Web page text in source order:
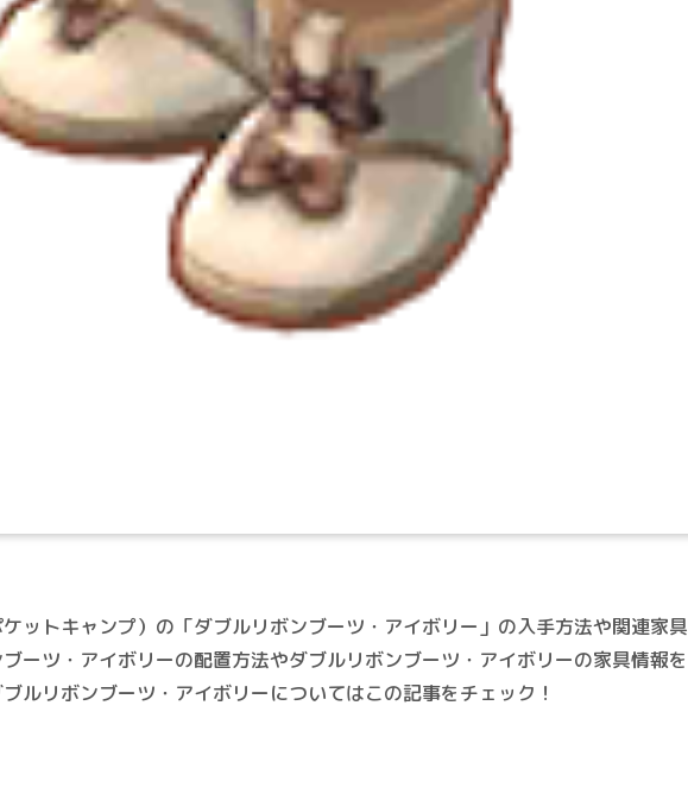
ットキャンプ）の「ダブルリボンブーツ・アイボリー」の入手方法や関連家具
ーツ・アイボリーの配置方法やダブルリボンブーツ・アイボリーの家具情報を
ルリボンブーツ・アイボリーについてはこの記事をチェック！